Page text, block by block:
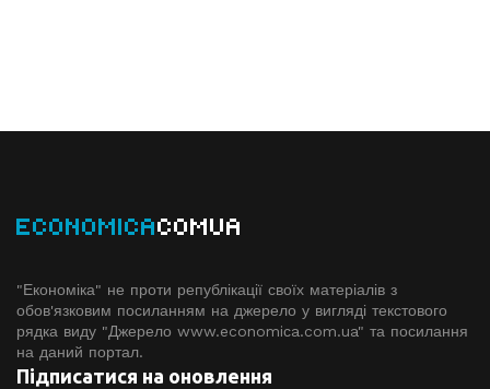
ECONOMICACOMUA
"Економіка" не проти републікації своїх матеріалів з
обов'язковим посиланням на джерело у вигляді текстового
рядка виду "Джерело www.economiсa.com.ua" та посилання
на даний портал.
Підписатися на оновлення